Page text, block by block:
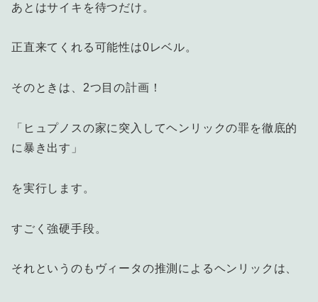
あとはサイキを待つだけ。
正直来てくれる可能性は0レベル。
そのときは、2つ目の計画！
「ヒュプノスの家に突入してヘンリックの罪を徹底的
に暴き出す」
を実行します。
すごく強硬手段。
それというのもヴィータの推測によるヘンリックは、